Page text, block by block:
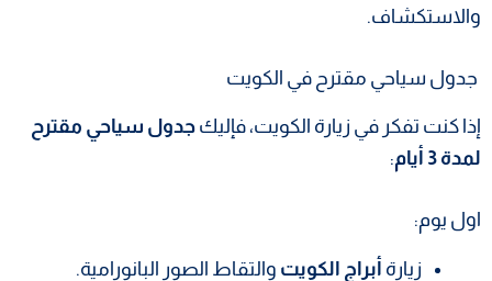
والاستكشاف.
جدول سياحي مقترح في الكويت
إذا كنت تفكر في زيارة الكويت، فإليك جدول سياحي مقترح
لمدة 3 أيام
:
اول يوم:
زيارة أبراج الكويت والتقاط الصور البانورامية.